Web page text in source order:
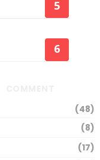
(48)
(8)
(17)